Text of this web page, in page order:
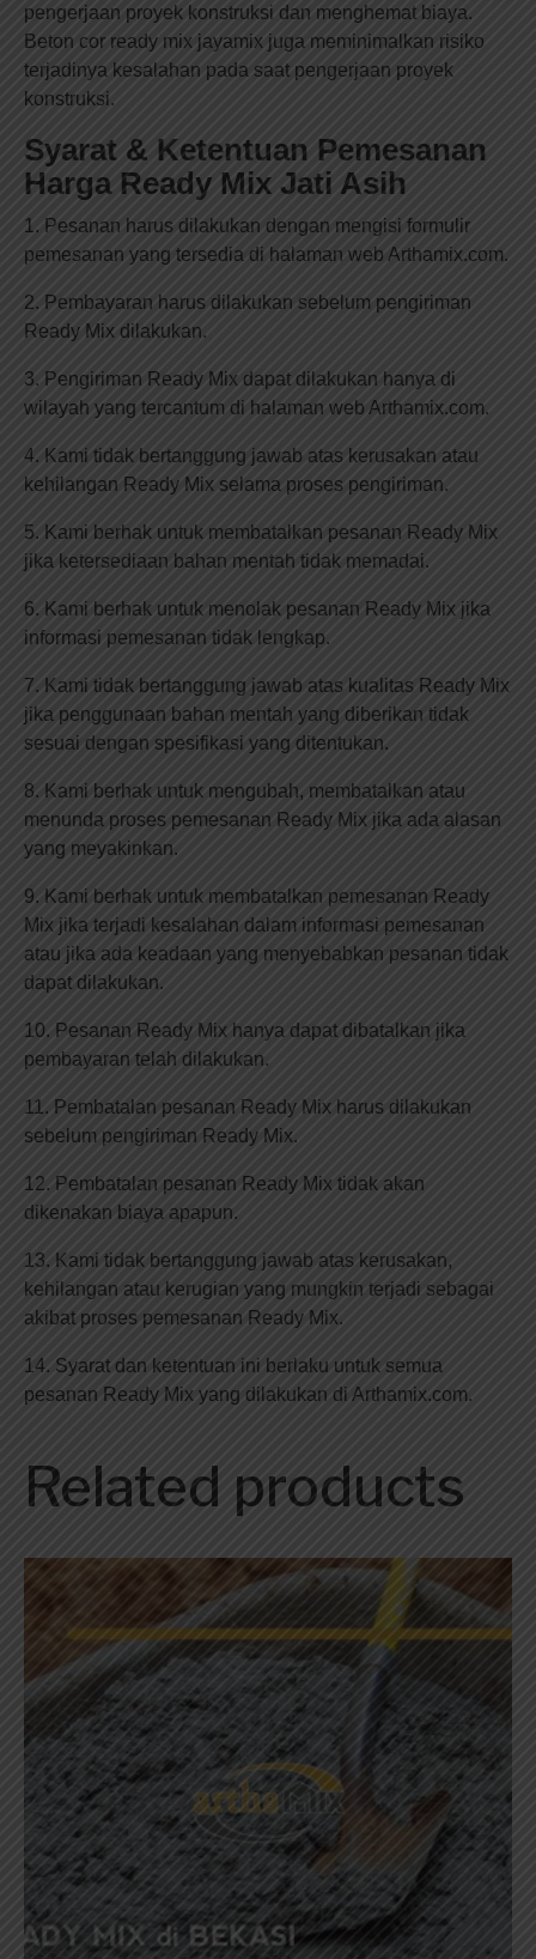
pengerjaan proyek konstruksi dan menghemat biaya.
Beton cor ready mix jayamix juga meminimalkan risiko
terjadinya kesalahan pada saat pengerjaan proyek
konstruksi.
Syarat & Ketentuan Pemesanan
Harga Ready Mix Jati Asih
1. Pesanan harus dilakukan dengan mengisi formulir
pemesanan yang tersedia di halaman web Arthamix.com.
2. Pembayaran harus dilakukan sebelum pengiriman
Ready Mix dilakukan.
3. Pengiriman Ready Mix dapat dilakukan hanya di
wilayah yang tercantum di halaman web Arthamix.com.
4. Kami tidak bertanggung jawab atas kerusakan atau
kehilangan Ready Mix selama proses pengiriman.
5. Kami berhak untuk membatalkan pesanan Ready Mix
jika ketersediaan bahan mentah tidak memadai.
6. Kami berhak untuk menolak pesanan Ready Mix jika
informasi pemesanan tidak lengkap.
7. Kami tidak bertanggung jawab atas kualitas Ready Mix
jika penggunaan bahan mentah yang diberikan tidak
sesuai dengan spesifikasi yang ditentukan.
8. Kami berhak untuk mengubah, membatalkan atau
menunda proses pemesanan Ready Mix jika ada alasan
yang meyakinkan.
9. Kami berhak untuk membatalkan pemesanan Ready
Mix jika terjadi kesalahan dalam informasi pemesanan
atau jika ada keadaan yang menyebabkan pesanan tidak
dapat dilakukan.
10. Pesanan Ready Mix hanya dapat dibatalkan jika
pembayaran telah dilakukan.
11. Pembatalan pesanan Ready Mix harus dilakukan
sebelum pengiriman Ready Mix.
12. Pembatalan pesanan Ready Mix tidak akan
dikenakan biaya apapun.
13. Kami tidak bertanggung jawab atas kerusakan,
kehilangan atau kerugian yang mungkin terjadi sebagai
akibat proses pemesanan Ready Mix.
14. Syarat dan ketentuan ini berlaku untuk semua
pesanan Ready Mix yang dilakukan di Arthamix.com.
Related products